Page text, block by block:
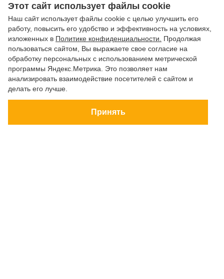
Этот сайт использует файлы cookie
Наш сайт использует файлы cookie с целью улучшить его
работу, повысить его удобство и эффективность на условиях,
изложенных в Политике конфиденциальности.
Продолжая
пользоваться сайтом, Вы выражаете свое согласие на
обработку персональных с использованием метрической
программы Яндекс.Метрика. Это позволяет нам
анализировать взаимодействие посетителей с сайтом и
делать его лучше.
Принять